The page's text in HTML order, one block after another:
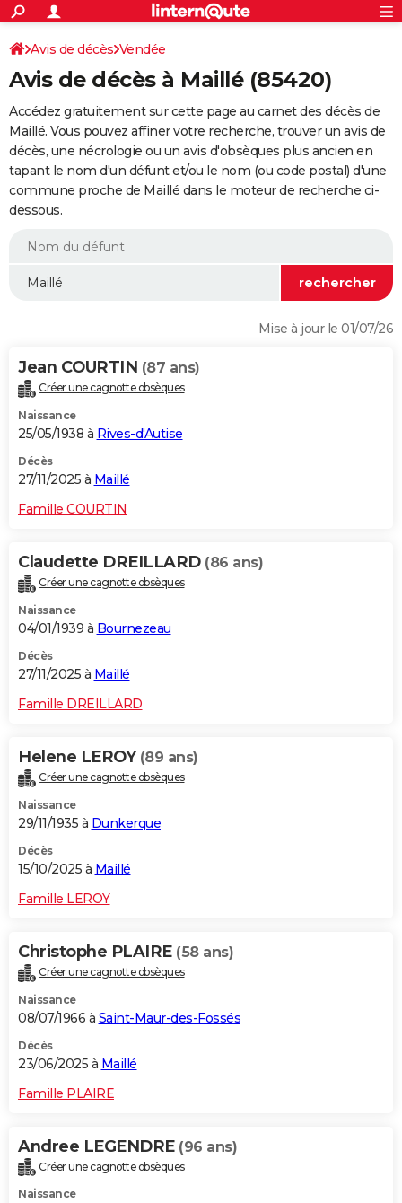
ACTUALITÉS
Politique
Société
Faits Divers
Education
Monde
Villes
+
SPORT
Coupe du monde 2026
Football
Tennis
Cyclisme
Rugby
Forum
Programme TV
TNTStreaming
Cinéma
Sorties cinéma
Musique
+
FINANCE
Retraite
Epargne
Immobilier
Risques naturels par ville
Assurance
AUTO
Essais
Réserver un essai
Citadines
Berlines
SUV
Forum auto
+
HIGH-TECH
BRICOLAGE
WEEK-END
Alimentation
Guide de la santé
Maladies
Médicaments
Sommeil
VOYAGE
Destinations
City break
Voyage nature
Voyage de noces
Forum
Climat
+PHOTO
GUIDES D'ACHAT
Carte de Noël
Carte Bonne année
Carte Saint-Valentin
Carte Pâques
Carte d'anniversaire
DICTIONNAIRE
Dictionnaire
Biographies
Citations
Expressions
Proverbes
PROGRAMME TV
S'inscrire
Se connecter
Lycées
Collèges
Primaires
Universités
Entreprises
Service militaire
Avis de recherche
AVIS DE DÉCÈS
FORUM
Bricolage
Lifestyle
Culture
Television
Voyage
Cinema
Avis de décès Vendée
Avis de décès à Maillé (85420)
Accédez gratuitement sur cette page au carnet des décès de
Maillé. Vous pouvez affiner votre recherche, trouver un avis de
décès, une nécrologie ou un avis d'obsèques plus ancien en
tapant le nom d'un défunt et/ou le nom (ou code postal) d'une
commune proche de Maillé dans le moteur de recherche ci-
dessous.
Mise à jour le 01/07/26
Jean COURTIN (87 ans)
Créer une cagnotte obsèques
Naissance
25/05/1938 à Rives-d'Autise
Décès
27/11/2025 à Maillé
Famille COURTIN
Claudette DREILLARD (86 ans)
Créer une cagnotte obsèques
Naissance
04/01/1939 à Bournezeau
Décès
27/11/2025 à Maillé
Famille DREILLARD
Helene LEROY (89 ans)
Créer une cagnotte obsèques
Naissance
29/11/1935 à Dunkerque
Décès
15/10/2025 à Maillé
Famille LEROY
Christophe PLAIRE (58 ans)
Créer une cagnotte obsèques
Naissance
08/07/1966 à Saint-Maur-des-Fossés
Décès
23/06/2025 à Maillé
Famille PLAIRE
Andree LEGENDRE (96 ans)
Créer une cagnotte obsèques
Naissance